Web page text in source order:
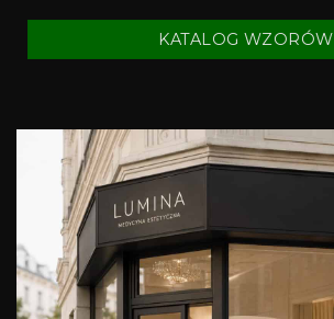
KATALOG WZORÓW